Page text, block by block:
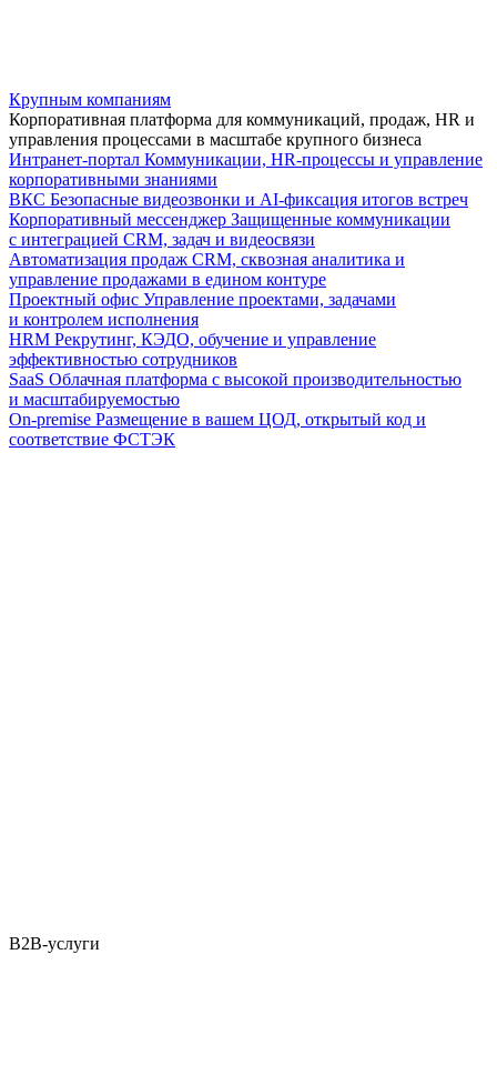
Крупным компаниям
Корпоративная платформа для коммуникаций, продаж, HR и
управления процессами в масштабе крупного бизнеса
Интранет-портал Коммуникации, HR-процессы и управление
корпоративными знаниями
ВКС Безопасные видеозвонки и AI-фиксация итогов встреч
Корпоративный мессенджер Защищенные коммуникации
с интеграцией CRM, задач и видеосвязи
Автоматизация продаж CRM, сквозная аналитика и
управление продажами в едином контуре
Проектный офис Управление проектами, задачами
и контролем исполнения
HRM Рекрутинг, КЭДО, обучение и управление
эффективностью сотрудников
SaaS Облачная платформа с высокой производительностью
и масштабируемостью
On-premise Размещение в вашем ЦОД, открытый код и
соответствие ФСТЭК
B2B-услуги